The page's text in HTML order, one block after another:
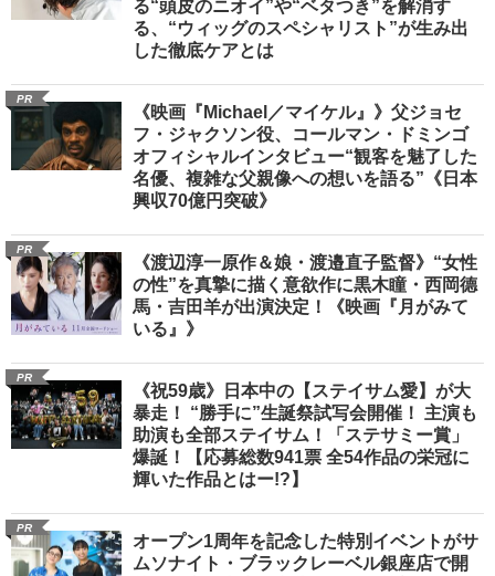
る“頭皮のニオイ”や“ベタつき”を解消す
る、“ウィッグのスペシャリスト”が生み出
した徹底ケアとは
PR
《映画『Michael／マイケル』》父ジョセ
フ・ジャクソン役、コールマン・ドミンゴ
オフィシャルインタビュー“観客を魅了した
名優、複雑な父親像への想いを語る”《日本
興収70億円突破》
PR
《渡辺淳一原作＆娘・渡邉直子監督》“女性
の性”を真摯に描く意欲作に黒木瞳・西岡德
馬・吉田羊が出演決定！《映画『月がみて
いる』》
PR
《祝59歳》日本中の【ステイサム愛】が大
暴走！ “勝手に”生誕祭試写会開催！ 主演も
助演も全部ステイサム！「ステサミー賞」
爆誕！【応募総数941票 全54作品の栄冠に
輝いた作品とはー!?】
PR
オープン1周年を記念した特別イベントがサ
ムソナイト・ブラックレーベル銀座店で開